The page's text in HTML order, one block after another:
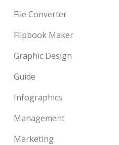
File Converter
Flipbook Maker
Graphic Design
Guide
Infographics
Management
Marketing